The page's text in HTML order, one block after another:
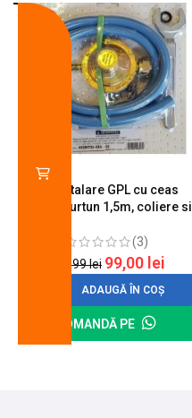
Kit instalare GPL cu ceas
butelie, furtun 1,5m, coliere si
(3)
120,99lei 99,00 lei
ADAUGĂ ÎN COȘ
COMANDĂ PE